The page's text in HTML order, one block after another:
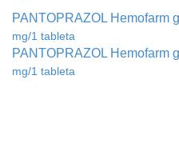
PANTOPRAZOL Hemofarm
mg/1 tableta
PANTOPRAZOL Hemofarm
mg/1 tableta